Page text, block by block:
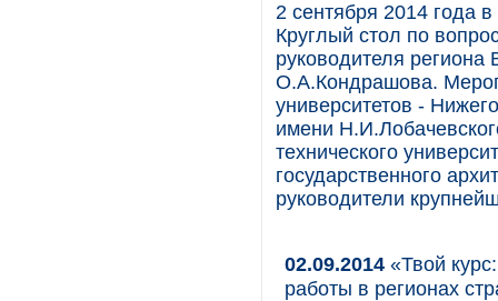
2 сентября 2014 года
Круглый стол по
руководителя
О.А.Кондрашова.
университетов -
имени
технического
государственного
руководители
02.09.2014 «Твой
работы в регионах